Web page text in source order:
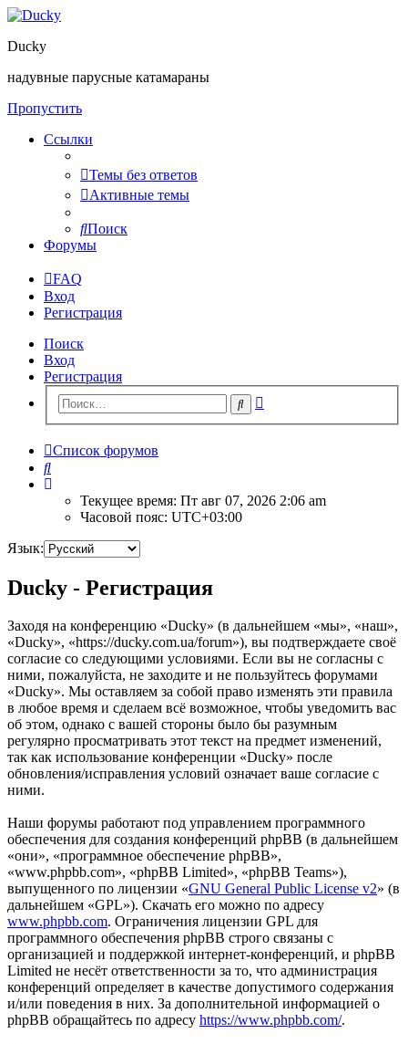
Ducky
надувные парусные катамараны
Пропустить
Ссылки
Темы без ответов
Активные темы
Поиск
Форумы
FAQ
Вход
Регистрация
Поиск
Вход
Регистрация
Поиск
Список форумов
Поиск
Текущее время: Пт авг 07, 2026 2:06 am
Часовой пояс: UTC+03:00
Язык:
Ducky - Регистрация
Заходя на конференцию «Ducky» (в дальнейшем «мы», «наш»,
«Ducky», «https://ducky.com.ua/forum»), вы подтверждаете своё
согласие со следующими условиями. Если вы не согласны с
ними, пожалуйста, не заходите и не пользуйтесь форумами
«Ducky». Мы оставляем за собой право изменять эти правила
в любое время и сделаем всё возможное, чтобы уведомить вас
об этом, однако с вашей стороны было бы разумным
регулярно просматривать этот текст на предмет изменений,
так как использование конференции «Ducky» после
обновления/исправления условий означает ваше согласие с
ними.
Наши форумы работают под управлением программного
обеспечения для создания конференций phpBB (в дальнейшем
«они», «программное обеспечение phpBB»,
«www.phpbb.com», «phpBB Limited», «phpBB Teams»),
выпущенного по лицензии «GNU General Public License v2» (в
дальнейшем «GPL»). Скачать его можно по адресу
www.phpbb.com. Ограничения лицензии GPL для
программного обеспечения phpBB строго связаны с
организацией и поддержкой интернет-конференций, и phpBB
Limited не несёт ответственности за то, что администрация
конференций определяет в качестве допустимого содержания
и/или поведения в них. За дополнительной информацией о
phpBB обращайтесь по адресу https://www.phpbb.com/.